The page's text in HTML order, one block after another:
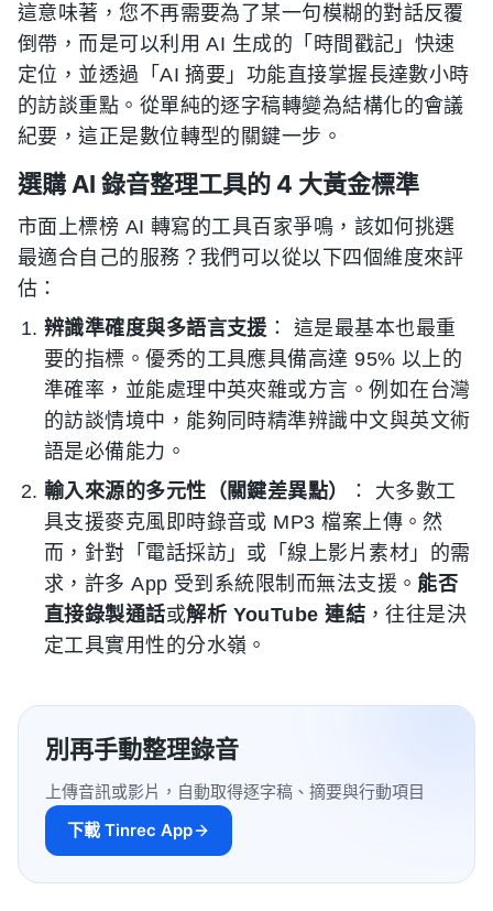
這意味著，您不再需要為了某一句模糊的對話反覆
倒帶，而是可以利用 AI 生成的「時間戳記」快速
定位，並透過「AI 摘要」功能直接掌握長達數小時
的訪談重點。從單純的逐字稿轉變為結構化的會議
紀要，這正是數位轉型的關鍵一步。
選購 AI 錄音整理工具的 4 大黃金標準
市面上標榜 AI 轉寫的工具百家爭鳴，該如何挑選
最適合自己的服務？我們可以從以下四個維度來評
估：
辨識準確度與多語言支援 ： 這是最基本也最重
要的指標。優秀的工具應具備高達 95% 以上的
準確率，並能處理中英夾雜或方言。例如在台灣
的訪談情境中，能夠同時精準辨識中文與英文術
語是必備能力。
輸入來源的多元性（關鍵差異點）
： 大多數工
具支援麥克風即時錄音或 MP3 檔案上傳。然
而，針對「電話採訪」或「線上影片素材」的需
求，許多 App 受到系統限制而無法支援。 能否
直接錄製通話或解析 YouTube 連結 ，往往是決
定工具實用性的分水嶺。
別再手動整理錄音
上傳音訊或影片，自動取得逐字稿、摘要與行動項目
下載 Tinrec App